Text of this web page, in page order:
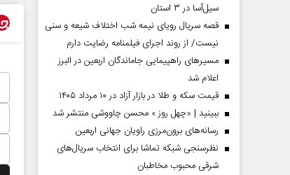
سیل‌آسا در ۳ استان
قصه سریال رویای نیمه شب اختلاف شیعه و سنی
نیست/ از روند اجرای فیلمنامه رضایت دارم
مسیر‌های راهپیمایی جاماندگان اربعین در البرز
اعلام شد
قیمت سکه و طلا در بازار آزاد در ۱۰ مرداد ۱۴۰۵
ببینید | «چهل روز » محسن چاووشی منتشر شد
رسانه‌های برون‌مرزی راویان جهانی اربعین
نظرسنجی شبکه تماشا برای انتخاب سریال‌های
شرقی محبوب مخاطبان